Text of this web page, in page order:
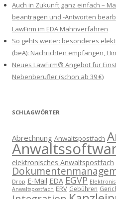
Auch in Zukunft ganz einfach –
beantragen und -Antworten
LawFirm im EDA Mahnverfahren
So gehts weiter: besonderes
(beA): Nachrichten empfangen,
Neues LawFirm® Angebot für
Nebenberufler (schon ab 39 €)
SCHLAGWÖRTER
Abrechnung Anwaltspostfach
elektronisches Anwaltspostfach
Drop E-Mail EDA EGVP
Anwaltspostfach ERV Gebühren